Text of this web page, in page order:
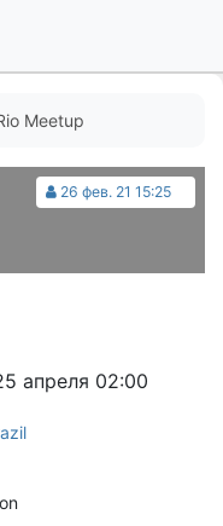
Meetup
26 фев. 21 15:25
апреля 02:00